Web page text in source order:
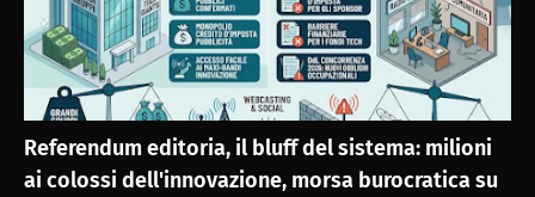
Referendum editoria, il bluff del sistema: milioni
ai colossi dell'innovazione, morsa burocratica su